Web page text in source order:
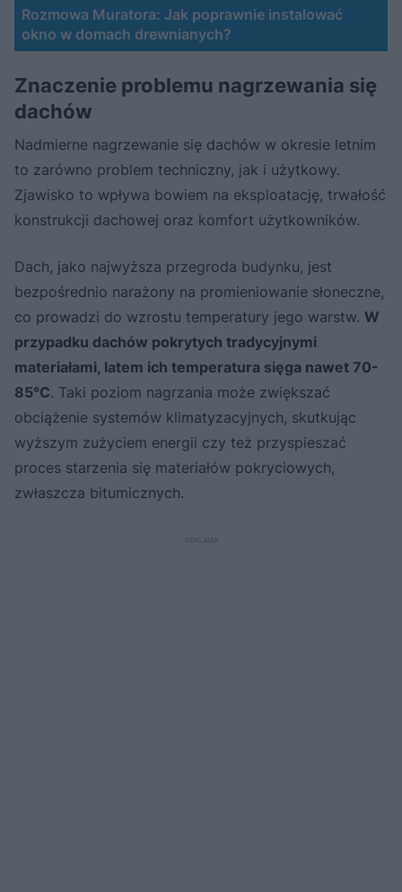
Rozmowa Muratora: Jak poprawnie instalować
okno w domach drewnianych?
Znaczenie problemu nagrzewania się
dachów
Nadmierne nagrzewanie się dachów w okresie letnim
to zarówno problem techniczny, jak i użytkowy.
Zjawisko to wpływa bowiem na eksploatację, trwałość
konstrukcji dachowej oraz komfort użytkowników.
Dach, jako najwyższa przegroda budynku, jest
bezpośrednio narażony na promieniowanie słoneczne,
co prowadzi do wzrostu temperatury jego warstw. W
przypadku dachów pokrytych tradycyjnymi
materiałami, latem ich temperatura sięga nawet 70-
85°C. Taki poziom nagrzania może zwiększać
obciążenie systemów klimatyzacyjnych, skutkując
wyższym zużyciem energii czy też przyspieszać
proces starzenia się materiałów pokryciowych,
zwłaszcza bitumicznych.